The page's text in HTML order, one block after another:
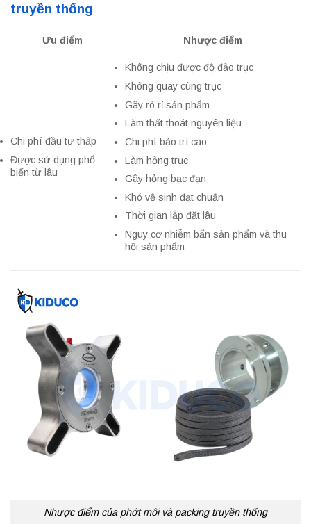
truyền thống
Ưu điểm Nhược điểm
Chi phí đầu tư thấp
Được sử dụng phổ
biến từ lâu
Không chịu được độ đảo trục
Không quay cùng trục
Gây rò rỉ sản phẩm
Làm thất thoát nguyên liệu
Chi phí bảo trì cao
Làm hỏng trục
Gây hỏng bạc đạn
Khó vệ sinh đạt chuẩn
Thời gian lắp đặt lâu
Nguy cơ nhiễm bẩn sản phẩm và thu
hồi sản phẩm
Nhược điểm của phớt môi và packing truyền thống